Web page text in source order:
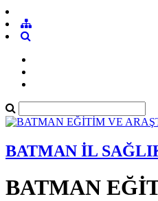
BATMAN İL
BATMAN